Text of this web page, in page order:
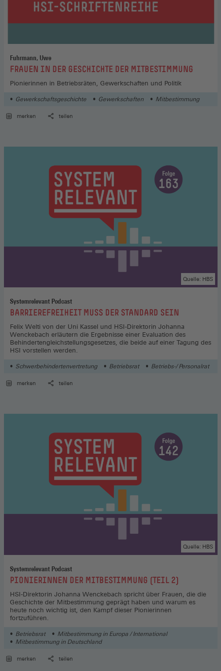
Fuhrmann, Uwe
:FRAUEN IN DER GESCHICHTE DER MITBESTIMMUNG
Pionierinnen in Betriebsräten, Gewerkschaften und Politik
Gewerkschaftsgeschichte Gewerkschaften Mitbestimmung
merken teilen
Systemrelevant Podcast
:BARRIEREFREIHEIT MUSS DER STANDARD SEIN
Quelle: HBS
Felix Welti von der Uni Kassel und HSI-Direktorin Johanna
Wenckebach erläutern die Ergebnisse einer Evaluation des
Behindertengleichstellungsgesetzes, die beide auf einer Tagung des
HSI vorstellen werden.
Schwerbehindertenvertretung Betriebsrat Betriebs-/ Personalrat
merken teilen
Systemrelevant Podcast
:PIONIERINNEN DER MITBESTIMMUNG (TEIL 2)
Quelle: HBS
HSI-Direktorin Johanna Wenckebach spricht über Frauen, die die
Geschichte der Mitbestimmung geprägt haben und warum es
heute noch wichtig ist, den Kampf dieser Pionierinnen
fortzuführen.
Betriebsrat
Mitbestimmung in Europa / International
Mitbestimmung in Deutschland
merken teilen